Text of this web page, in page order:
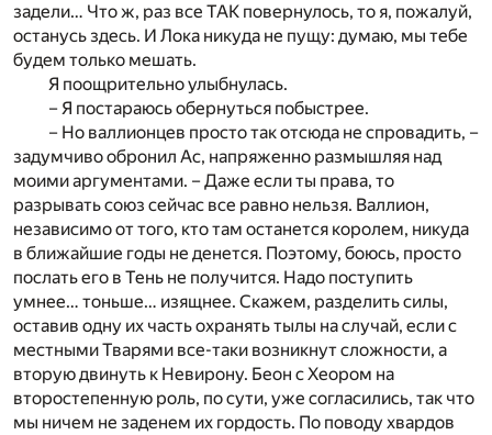
задели… Что ж, раз все ТАК повернулось, то я, пожалуй,
останусь здесь. И Лока никуда не пущу: думаю, мы тебе
будем только мешать.
Я поощрительно улыбнулась.
– Я постараюсь обернуться побыстрее.
– Но валлионцев просто так отсюда не спровадить, –
задумчиво обронил Ас, напряженно размышляя над
моими аргументами. – Даже если ты права, то
разрывать союз сейчас все равно нельзя. Валлион,
независимо от того, кто там останется королем, никуда
в ближайшие годы не денется. Поэтому, боюсь, просто
послать его в Тень не получится. Надо поступить
умнее… тоньше… изящнее. Скажем, разделить силы,
оставив одну их часть охранять тылы на случай, если с
местными Тварями все-таки возникнут сложности, а
вторую двинуть к Невирону. Беон с Хеором на
второстепенную роль, по сути, уже согласились, так что
мы ничем не заденем их гордость. По поводу хвардов